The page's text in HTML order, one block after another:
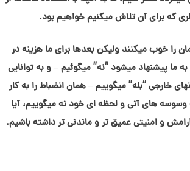
که برای آن تلاش میکنیم خواهیم بود.
را خوب میکنند ولیکن بعدها برای ما هزینه در
برخواهند داشت “نه” بگوییم. وقتی مابه عنوان یک انجمن به پولی که از خارج از NA به ما پیشنهاد میشود “نه” میگوئیم – و به توانایی
خارجی “بله” میگوییم – همان انضباط را به کار
های آنی و لحظه ای خود نه میگوییم، آیا
و امنیتی عمیق تر و ماندنی تر داشته باشیم.